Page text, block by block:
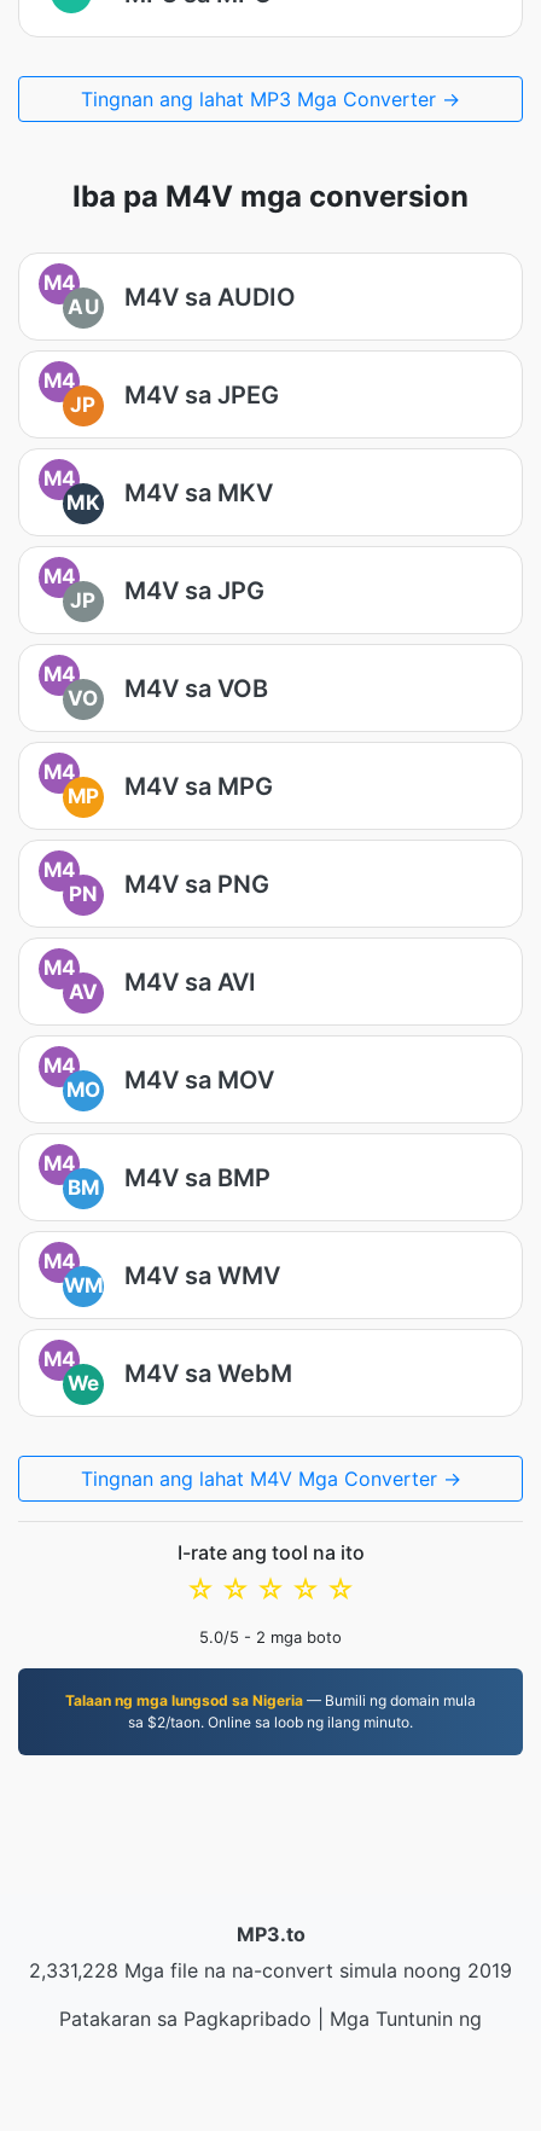
Tingnan ang lahat MP3 Mga Converter →
Iba pa M4V mga conversion
M4
AU
M4V sa AUDIO
M4
JP
M4V sa JPEG
M4
MK
M4V sa MKV
M4
JP
M4V sa JPG
M4
VO
M4V sa VOB
M4
MP
M4V sa MPG
M4
PN
M4V sa PNG
M4
AV
M4V sa AVI
M4
MO
M4V sa MOV
M4
BM
M4V sa BMP
M4
WM
M4V sa WMV
M4
We
M4V sa WebM
Tingnan ang lahat M4V Mga Converter →
I-rate ang tool na ito
☆
☆
☆
☆
☆
5.0/5 - 2 mga boto
Talaan ng mga lungsod sa Nigeria — Bumili ng domain mula
sa $2/taon. Online sa loob ng ilang minuto.
MP3.to
2,331,228 Mga file na na-convert simula noong 2019
Patakaran sa Pagkapribado
Mga Tuntunin ng